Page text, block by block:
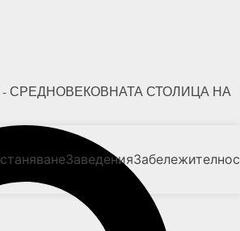
СРЕДНОВЕКОВНАТА СТОЛИЦА НА
Заведения